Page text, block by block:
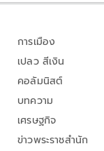
การเมือง
เปลว สีเงิน
คอลัมนิสต์
บทความ
เศรษฐกิจ
ข่าวพระราชสำนัก